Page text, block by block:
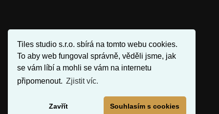
Tiles studio s.r.o. sbírá na tomto webu cookies.
To aby web fungoval správně, věděli jsme, jak
se vám líbí a mohli se vám na internetu
připomenout. Zjistit víc.
Zavřít Souhlasím s cookies